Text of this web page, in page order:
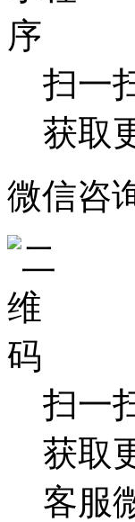
扫一
获取
微信咨
扫一
获取
客服